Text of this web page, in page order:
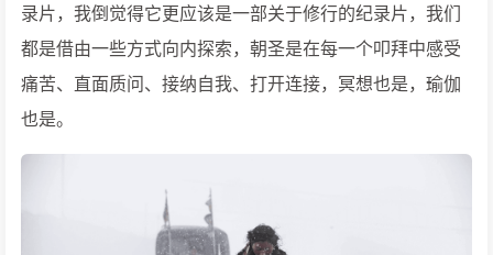
录片，我倒觉得它更应该是一部关于修行的纪录片，我们
都是借由一些方式向内探索，朝圣是在每一个叩拜中感受
痛苦、直面质问、接纳自我、打开连接，冥想也是，瑜伽
也是。